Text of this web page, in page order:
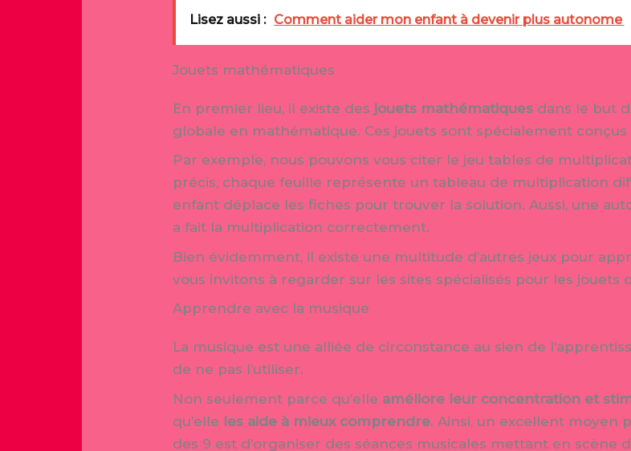
Lisez aussi : Comment aider mon enfant à devenir plus autonome
Jouets mathématiques
En premier lieu, il existe des jouets mathématiques dans le but
globale en mathématique. Ces jouets sont spécialement
Par exemple, nous pouvons vous citer le jeu tables de
précis, chaque feuille représente un tableau de multiplication
enfant déplace les fiches pour trouver la solution. Aussi, une
a fait la multiplication correctement.
Bien évidemment, il existe une multitude d’autres jeux pour
vous invitons à regarder sur les sites spécialisés pour les jouets
Apprendre avec la musique
La musique est une alliée de circonstance au sien de
de ne pas l’utiliser.
Non seulement parce qu’elle améliore leur concentration et
qu’elle les aide à mieux comprendre. Ainsi, un excellent moyen
des 9 est d’organiser des séances musicales mettant en scène